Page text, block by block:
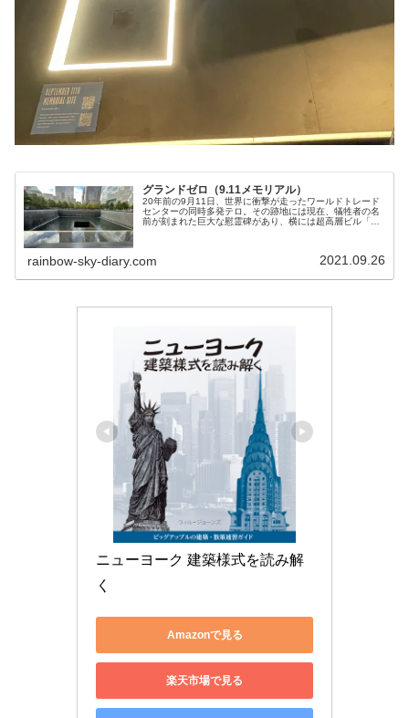
グランドゼロ（9.11メモリアル）
20年前の9月11日、世界に衝撃が走ったワールドトレード
センターの同時多発テロ。その跡地には現在、犠牲者の名
前が刻まれた巨大な慰霊碑があり、横には超高層ビル「ワ
rainbow-sky-diary.com 2021.09.26
ニューヨーク 建築様式を読み解
く
Amazonで見る
楽天市場で見る